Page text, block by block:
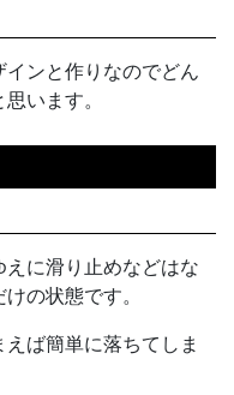
ンと作りなのでどん
います。
に滑り止めなどはな
の状態です。
ば簡単に落ちてしま